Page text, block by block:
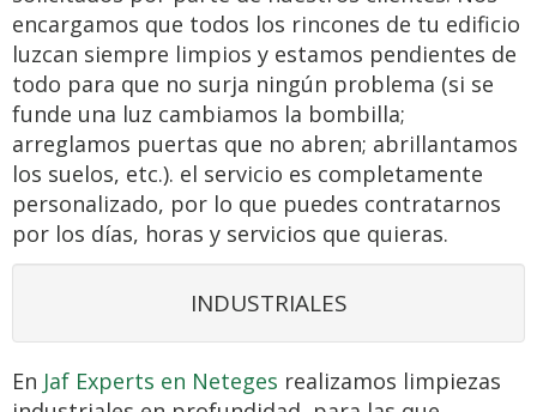
encargamos que todos los rincones de tu edificio
luzcan siempre limpios y estamos pendientes de
todo para que no surja ningún problema (si se
funde una luz cambiamos la bombilla;
arreglamos puertas que no abren; abrillantamos
los suelos, etc.). el servicio es completamente
personalizado, por lo que puedes contratarnos
por los días, horas y servicios que quieras.
INDUSTRIALES
En Jaf Experts en Neteges realizamos limpiezas